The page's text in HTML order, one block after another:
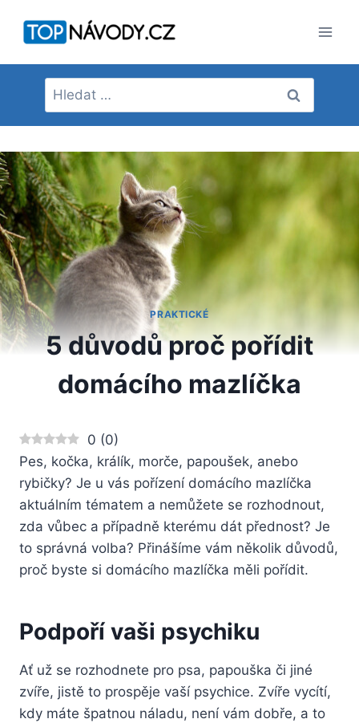
Vyhledávání
PRAKTICKÉ
5 důvodů proč pořídit
domácího mazlíčka
0 (0)
Pes, kočka, králík, morče, papoušek, anebo
rybičky? Je u vás pořízení domácího mazlíčka
aktuálním tématem a nemůžete se rozhodnout,
zda vůbec a případně kterému dát přednost? Je
to správná volba? Přinášíme vám několik důvodů,
proč byste si domácího mazlíčka měli pořídit.
Podpoří vaši psychiku
Ať už se rozhodnete pro psa, papouška či jiné
zvíře, jistě to prospěje vaší psychice. Zvíře vycítí,
kdy máte špatnou náladu, není vám dobře, a to